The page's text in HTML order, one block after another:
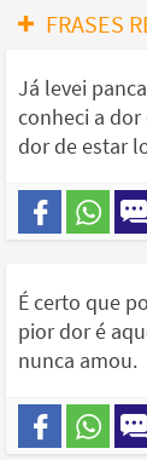
FRASES
Já levei
conheci a dor
dor de estar
É certo que
pior dor é
nunca amou.